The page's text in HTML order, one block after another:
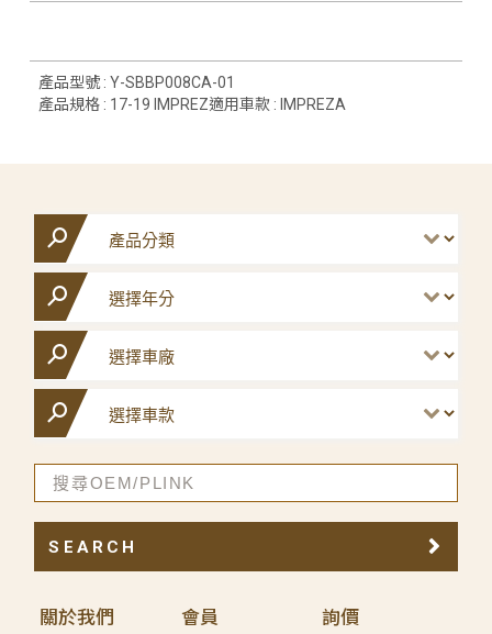
產品型號 : Y-SBBP008CA-01
產品規格 : 17-19 IMPREZ適用車款 : IMPREZA
關於我們 會員 詢價
SEARCH